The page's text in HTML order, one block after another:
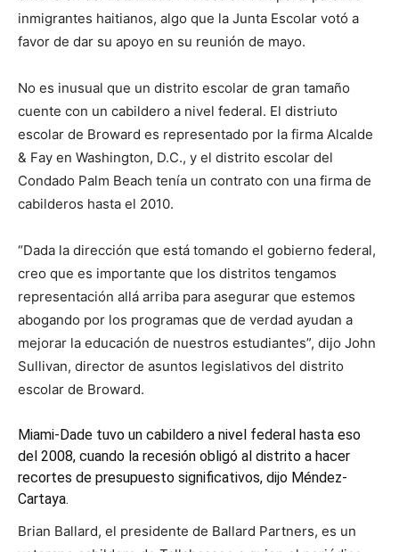
inmigrantes haitianos, algo que la Junta Escolar votó a
favor de dar su apoyo en su reunión de mayo.
No es inusual que un distrito escolar de gran tamaño
cuente con un cabildero a nivel federal. El distriuto
escolar de Broward es representado por la firma Alcalde
& Fay en Washington, D.C., y el distrito escolar del
Condado Palm Beach tenía un contrato con una firma de
cabilderos hasta el 2010.
“Dada la dirección que está tomando el gobierno federal,
creo que es importante que los distritos tengamos
representación allá arriba para asegurar que estemos
abogando por los programas que de verdad ayudan a
mejorar la educación de nuestros estudiantes”, dijo John
Sullivan, director de asuntos legislativos del distrito
escolar de Broward.
Miami-Dade tuvo un cabildero a nivel federal hasta eso
del 2008, cuando la recesión obligó al distrito a hacer
recortes de presupuesto significativos, dijo Méndez-
Cartaya.
Brian Ballard, el presidente de Ballard Partners, es un